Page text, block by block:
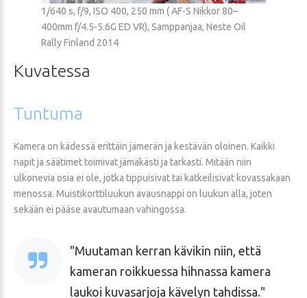
1/640 s, f/9, ISO 400, 250 mm ( AF-S Nikkor 80–
400mm f/4.5-5.6G ED VR), Samppanjaa, Neste Oil
Rally Finland 2014
Kuvatessa
Tuntuma
Kamera on kädessä erittäin jämerän ja kestävän oloinen. Kaikki
napit ja säätimet toimivat jämäkästi ja tarkasti. Mitään niin
ulkonevia osia ei ole, jotka tippuisivat tai katkeilisivat kovassakaan
menossa. Muistikorttiluukun avausnappi on luukun alla, joten
sekään ei pääse avautumaan vahingossa.
Muutaman kerran kävikin niin, että
kameran roikkuessa hihnassa kamera
laukoi kuvasarjoja kävelyn tahdissa.